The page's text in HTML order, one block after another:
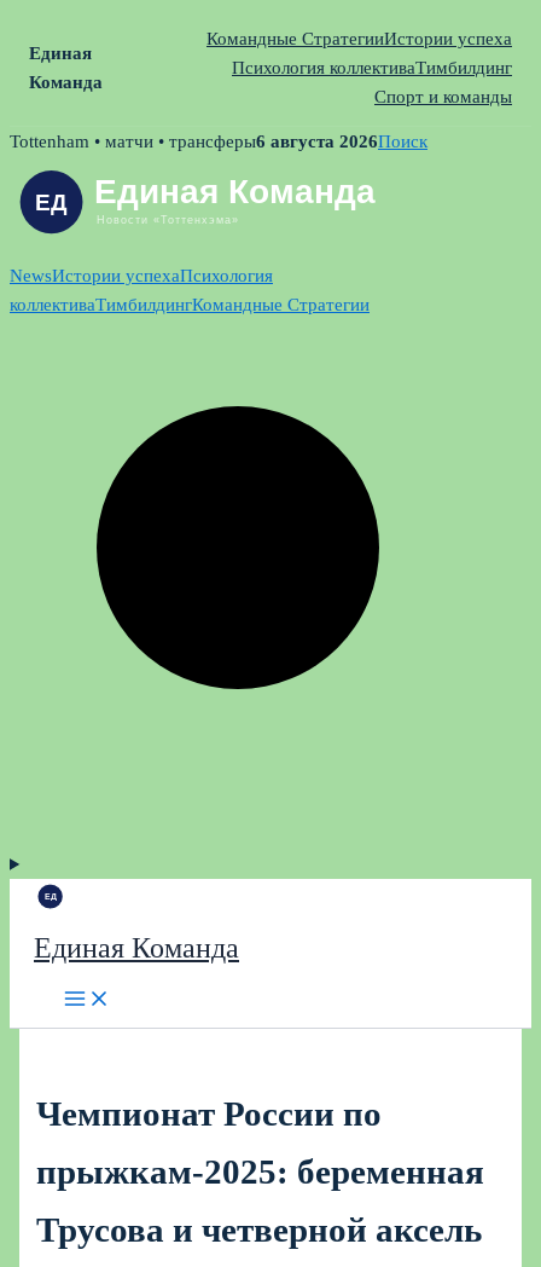
Единая
Команда
Командные СтратегииИстории успеха
Психология коллективаТимбилдинг
Спорт и команды
Skip
content
Tottenham • матчи • трансферы6 августа 2026Поиск
NewsИстории успехаПсихология
коллективаТимбилдингКомандные Стратегии
Единая Команда
Чемпионат России по
прыжкам‑2025: беременная
Трусова и четверной аксель